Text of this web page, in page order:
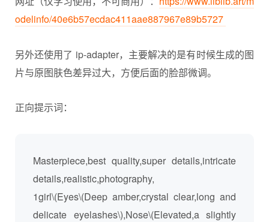
odelinfo/40e6b57ecdac411aae887967e89b5727
另外还使用了 ip-adapter，主要解决的是有时候生成的图
片与原图肤色差异过大，方便后面的脸部微调。
正向提示词：
Masterpiece,best quality,super details,intricate
details,realistic,photography,
1girl\(Eyes\(Deep amber,crystal clear,long and
delicate eyelashes\),Nose\(Elevated,a slightly